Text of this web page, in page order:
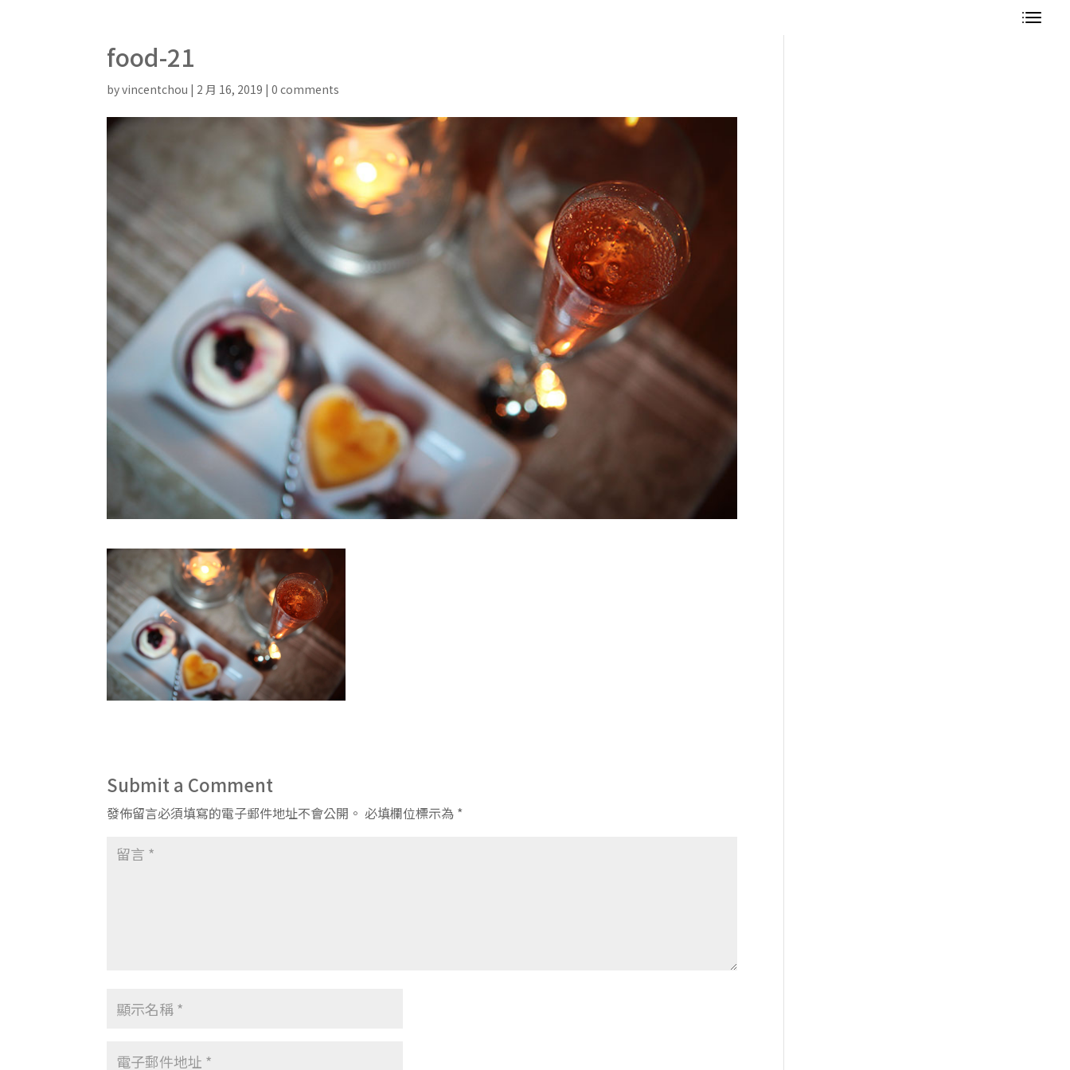
food-21
byvincentchou | 2 月 16, 2019 |0 comments
Submit a Comment
發佈留言必須填寫的電子郵件地址不會公開。 必填欄位標示為 *